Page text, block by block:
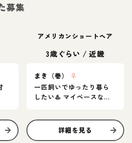
募集
アメリカンショートヘア
3歳ぐらい /近畿
まき（巻）
♀
一匹飼いでゆったり暮ら
したい♨️ マイペースなア
詳細を見る